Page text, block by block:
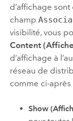
d’affichage
champ
visibilité, vous
Content
d’affichage à
réseau de
comme ci-après
Show